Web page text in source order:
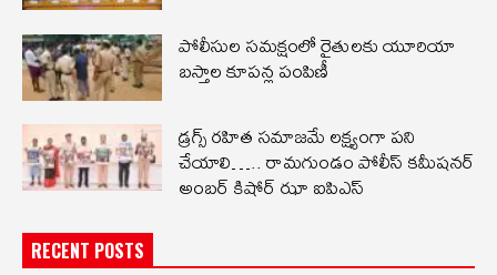
పోలీసుల సమక్షంలో రైతులకు యూరియా
బస్తాల కూపన్ల పంపిణీ
డ్రగ్స్ రహిత సమాజమే లక్ష్యంగా పని
చేయాలి….. రామగుండం పోలీస్ కమీషనర్
అంబర్ కిషోర్ ఝా ఐపిఎస్
RECENT POSTS